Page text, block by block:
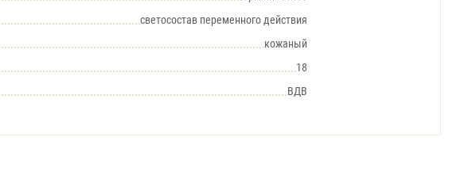
светосостав переменного действия
кожаный
18
ВДВ